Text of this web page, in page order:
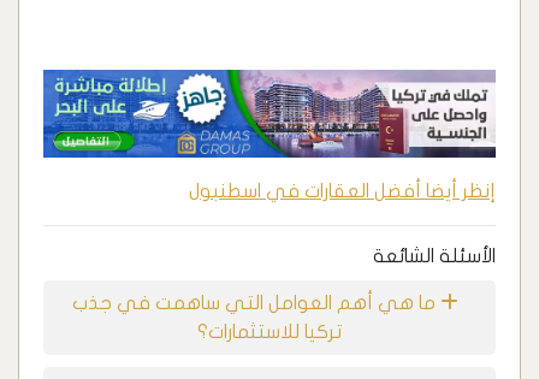
إنظر أيضا أفضل العقارات في اسطنبول
الأسئلة الشائعة
ما هي أهم العوامل التي ساهمت في جذب
تركيا للاستثمارات؟